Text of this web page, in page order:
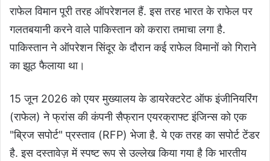
राफेल विमान पूरी तरह ऑपरेशनल हैं. इस तरह भारत के राफेल पर
गलतबयानी करने वाले पाकिस्तान को करारा तमाचा लगा है.
पाकिस्तान ने ऑपरेशन सिंदूर के दौरान कई राफेल विमानों को गिराने
का झूठ फैलाया था।
15 जून 2026 को एयर मुख्यालय के डायरेक्टरेट ऑफ इंजीनियरिंग
(राफेल) ने फ्रांस की कंपनी सैफ्रान एयरक्राफ्ट इंजिन्स को एक
"ब्रिज सपोर्ट" प्रस्ताव (RFP) भेजा है. ये एक तरह का सपोर्ट टेंडर
है. इस दस्तावेज़ में स्पष्ट रूप से उल्लेख किया गया है कि भारतीय